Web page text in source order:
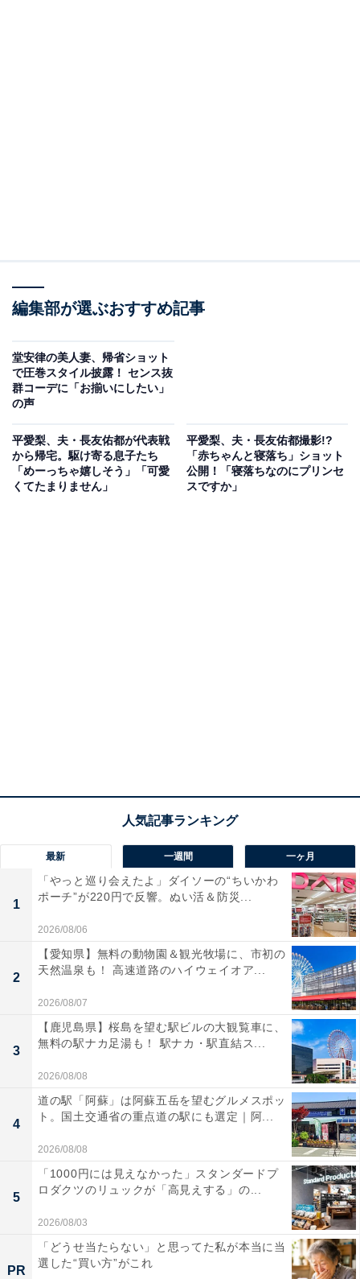
編集部が選ぶおすすめ記事
堂安律の美人妻、帰省ショット
で圧巻スタイル披露！ センス抜
群コーデに「お揃いにしたい」
の声
平愛梨、夫・長友佑都が代表戦
から帰宅。駆け寄る息子たち
「めーっちゃ嬉しそう」「可愛
くてたまりません」
平愛梨、夫・長友佑都撮影!?
「赤ちゃんと寝落ち」ショット
公開！「寝落ちなのにプリンセ
スですか」
最新 一週間 一ヶ月
1
「やっと巡り会えたよ」ダイソーの“ちいかわ
ポーチ”が220円で反響。ぬい活＆防災...
2026/08/06
2
【愛知県】無料の動物園＆観光牧場に、市初の
天然温泉も！ 高速道路のハイウェイオア...
2026/08/07
3
【鹿児島県】桜島を望む駅ビルの大観覧車に、
無料の駅ナカ足湯も！ 駅ナカ・駅直結ス...
2026/08/08
4
道の駅「阿蘇」は阿蘇五岳を望むグルメスポッ
ト。国土交通省の重点道の駅にも選定｜阿...
2026/08/08
5
「1000円には見えなかった」スタンダードプ
ロダクツのリュックが「高見えする」の...
2026/08/03
PR
「どうせ当たらない」と思ってた私が本当に当
選した“買い方”がこれ